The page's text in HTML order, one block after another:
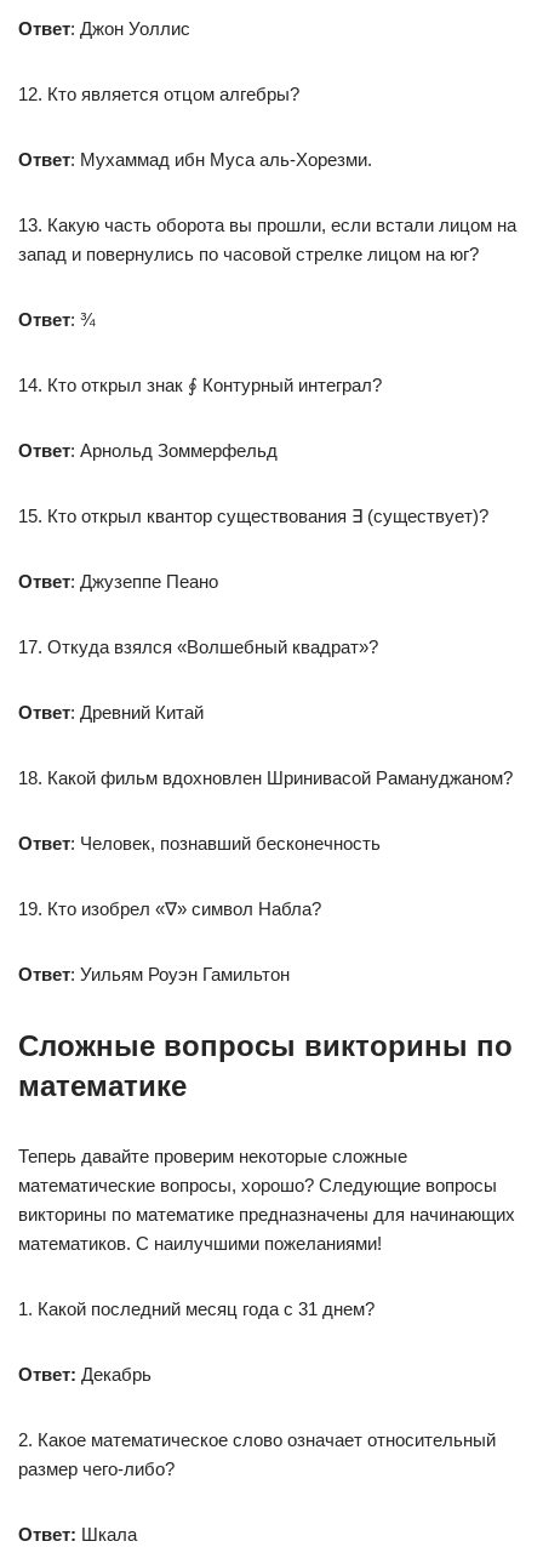
Ответ: Джон Уоллис
12. Кто является отцом алгебры?
Ответ: Мухаммад ибн Муса аль-Хорезми.
13. Какую часть оборота вы прошли, если встали лицом на
запад и повернулись по часовой стрелке лицом на юг?
Ответ: ¾
14. Кто открыл знак ∮ Контурный интеграл?
Ответ: Арнольд Зоммерфельд
15. Кто открыл квантор существования ∃ (существует)?
Ответ: Джузеппе Пеано
17. Откуда взялся «Волшебный квадрат»?
Ответ: Древний Китай
18. Какой фильм вдохновлен Шринивасой Рамануджаном?
Ответ: Человек, познавший бесконечность
19. Кто изобрел «∇» символ Набла?
Ответ: Уильям Роуэн Гамильтон
Сложные вопросы викторины по
математике
Теперь давайте проверим некоторые сложные
математические вопросы, хорошо? Следующие вопросы
викторины по математике предназначены для начинающих
математиков. С наилучшими пожеланиями!
1. Какой последний месяц года с 31 днем?
Ответ: Декабрь
2. Какое математическое слово означает относительный
размер чего-либо?
Ответ: Шкала